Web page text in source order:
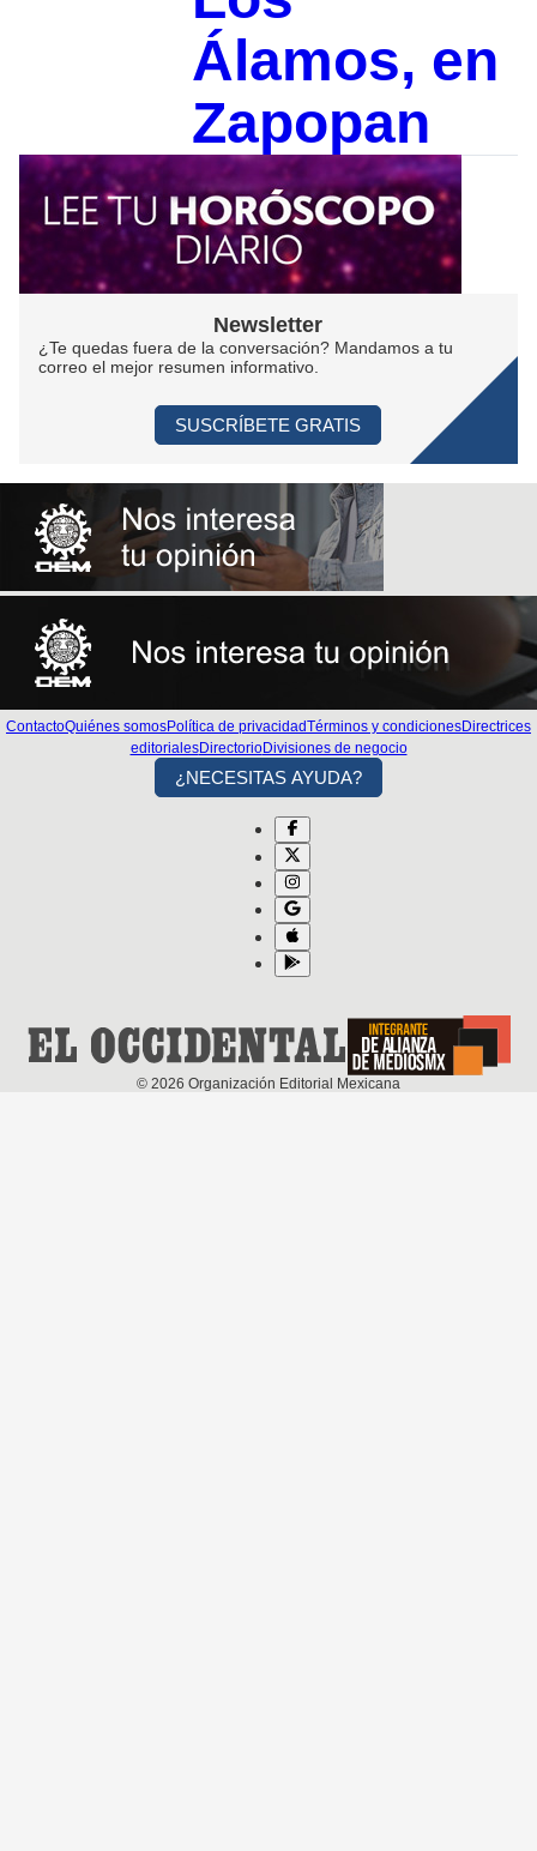
Álamos, en
Zapopan
Newsletter
¿Te quedas fuera de la conversación? Mandamos a tu
correo el mejor resumen informativo.
SUSCRÍBETE GRATIS
ContactoQuiénes somosPolítica de privacidadTérminos y condicionesDirectrices
editorialesDirectorioDivisiones de negocio
¿NECESITAS AYUDA?
© 2026 Organización Editorial Mexicana